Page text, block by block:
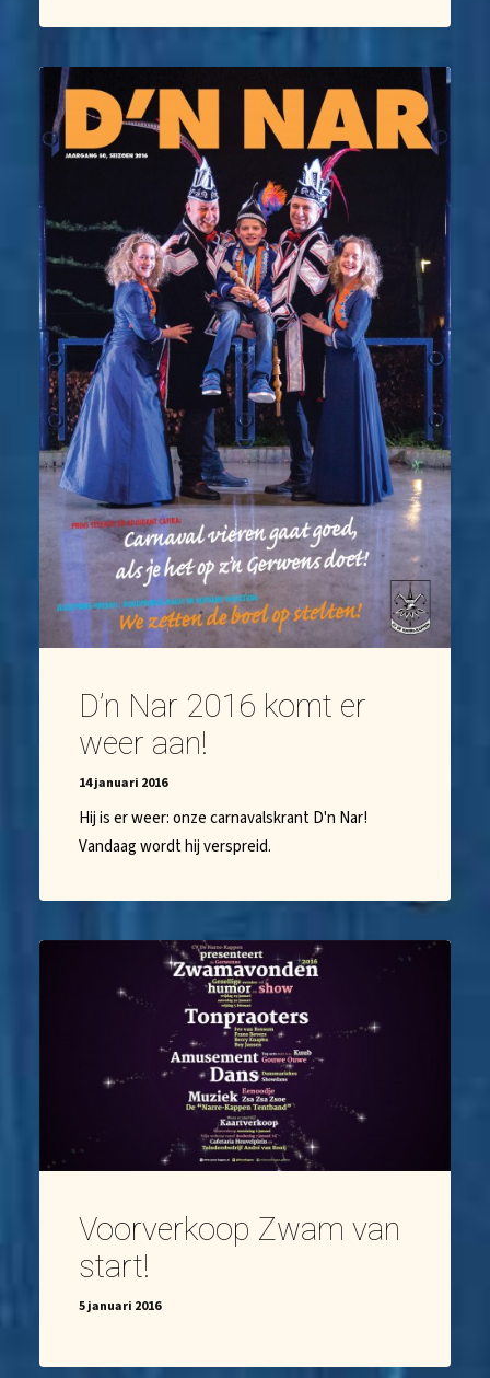
D’n Nar 2016 komt er
weer aan!
14 januari 2016
Hij is er weer: onze carnavalskrant D'n Nar!
Vandaag wordt hij verspreid.
Voorverkoop Zwam van
start!
5 januari 2016